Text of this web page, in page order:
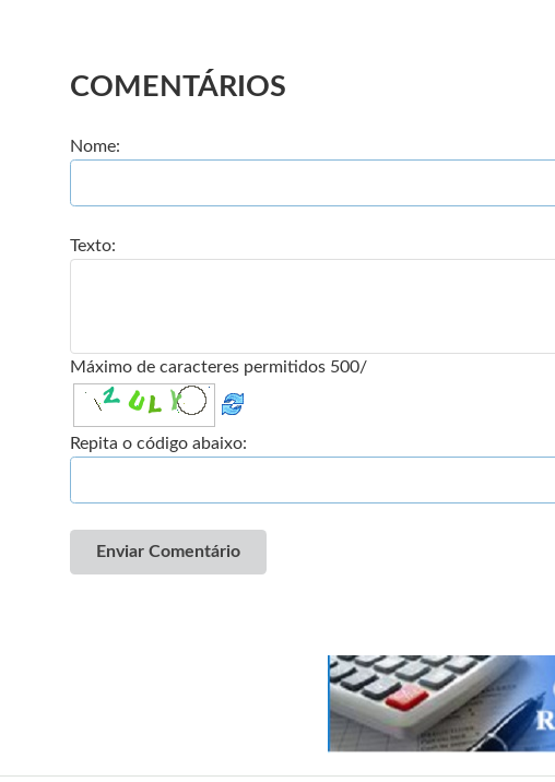
COMENTÁRIOS
Nome:
Texto:
Máximo de caracteres permitidos 500/
Repita o código abaixo:
Enviar Comentário